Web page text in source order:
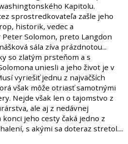
Kapitolu.
sprostredkovateľa zašle jeho
historik, vedec a
Solomon, preto Langdon
sála zíva prázdnotou...
so zlatým prsteňom a s
uniesli a jeho život je v
vyriešiť jednu z najväčších
však môže otriasť samotnými
Nejde však len o tajomstvo z
ale aj z nedávnej
jeho cesty čaká jedno z
s akými sa doteraz stretol....